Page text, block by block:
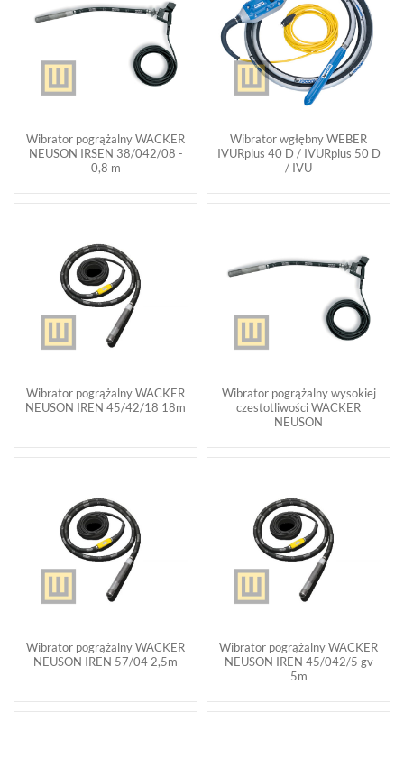
Wibrator pogrążalny WACKER
NEUSON IRSEN 38/042/08 -
0,8 m
Wibrator wgłębny WEBER
IVURplus 40 D / IVURplus 50 D
/ IVU
Wibrator pogrążalny WACKER
NEUSON IREN 45/42/18 18m
Wibrator pogrążalny wysokiej
czestotliwości WACKER
NEUSON
Wibrator pogrążalny WACKER
NEUSON IREN 57/04 2,5m
Wibrator pogrążalny WACKER
NEUSON IREN 45/042/5 gv
5m